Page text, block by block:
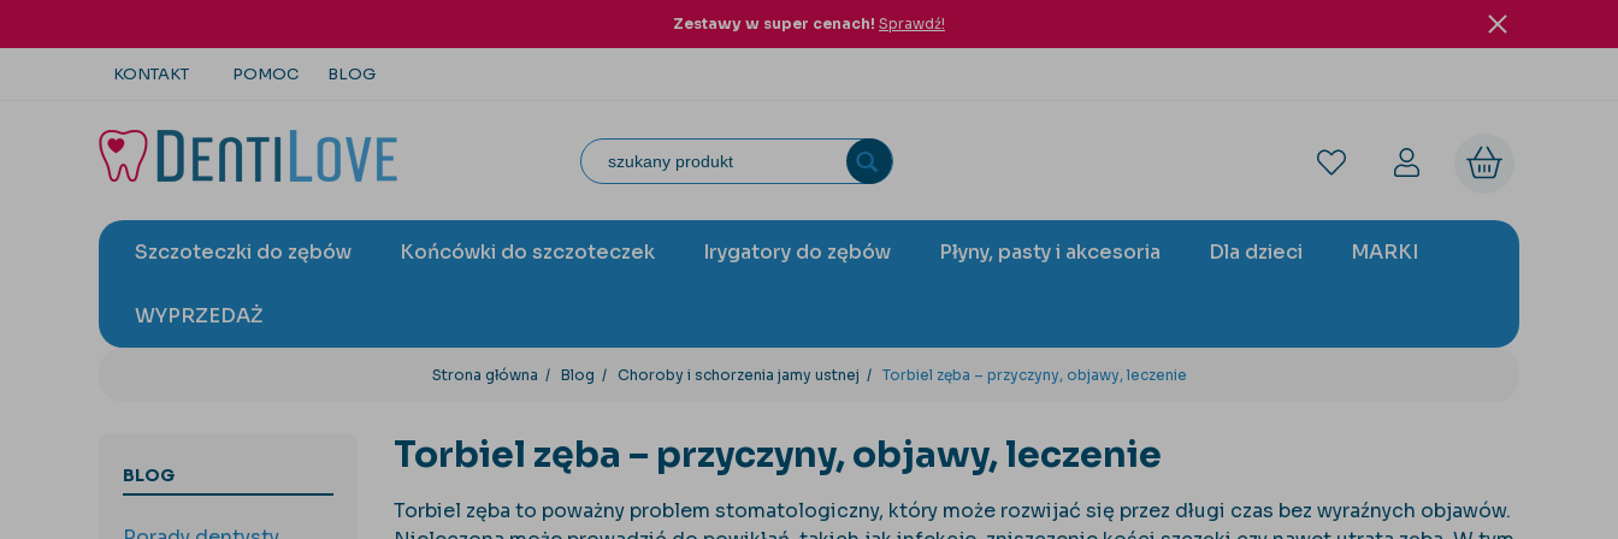
Zestawy w super cenach! Sprawdź!
KONTAKT
+48 22 113 4446
kontakt@dentilove.pl
POMOC BLOG
Szczoteczki do zębów Końcówki do szczoteczek Irygatory do zębów Płyny, pasty i akcesoria Dla dzieci MARKI
WYPRZEDAŻ
Strona główna Blog Choroby i schorzenia jamy ustnej Torbiel zęba – przyczyny, objawy, leczenie
BLOG Torbiel zęba – przyczyny, objawy, leczenie
Torbiel zęba to poważny problem stomatologiczny, który może rozwijać się przez długi czas bez wyraźnych objawów.